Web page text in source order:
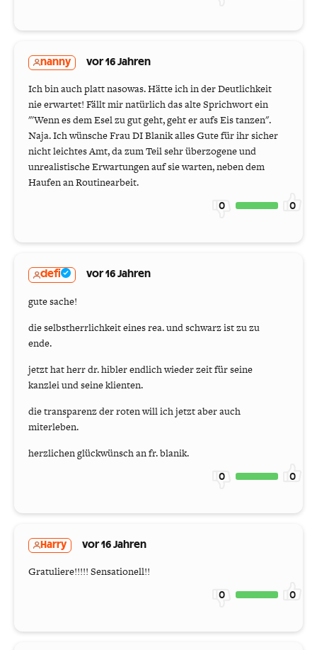
nanny vor 16 Jahren
Ich bin auch platt nasowas. Hätte ich in der Deutlichkeit
nie erwartet! Fällt mir natürlich das alte Sprichwort ein
"'Wenn es dem Esel zu gut geht, geht er aufs Eis tanzen".
Naja. Ich wünsche Frau DI Blanik alles Gute für ihr sicher
nicht leichtes Amt, da zum Teil sehr überzogene und
unrealistische Erwartungen auf sie warten, neben dem
Haufen an Routinearbeit.
0 0
defi vor 16 Jahren
gute sache!
die selbstherrlichkeit eines rea. und schwarz ist zu zu
ende.
jetzt hat herr dr. hibler endlich wieder zeit für seine
kanzlei und seine klienten.
die transparenz der roten will ich jetzt aber auch
miterleben.
herzlichen glückwünsch an fr. blanik.
0 0
Harry vor 16 Jahren
Gratuliere!!!!! Sensationell!!
0 0